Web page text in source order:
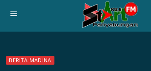
menu
BERITA MADINA